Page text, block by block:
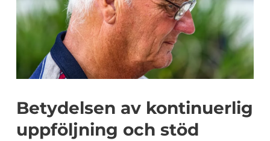
Betydelsen av kontinuerlig
uppföljning och stöd